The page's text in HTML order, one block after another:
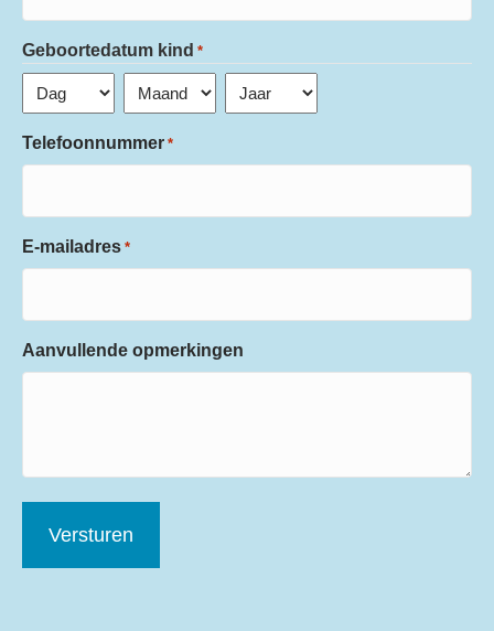
Geboortedatum kind *
Telefoonnummer *
E-mailadres *
Aanvullende opmerkingen